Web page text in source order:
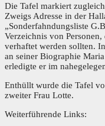
Die Tafel markiert
Zweigs Adresse in der
„Sonderfahndungsliste
Verzeichnis von
verhaftet werden sollten.
an seiner Biographie
erledigte er im
Enthüllt wurde die Tafel
zweiter Frau Lotte.
Weiterführende Links: